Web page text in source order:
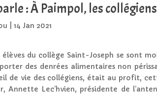
: À Paimpol, les
|14 Jan 2021
élèves du collège Saint-Joseph se sont
des denrées alimentaires non
de vie des collégiens, était au profit,
Annette Lec’hvien, présidente de